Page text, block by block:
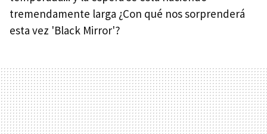
tremendamente larga ¿Con qué nos sorprenderá
esta vez 'Black Mirror'?